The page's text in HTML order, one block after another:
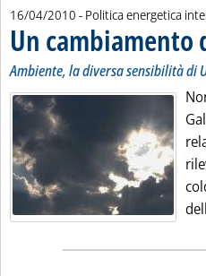
16/04/2010 - Politica energetica
Un cambiamento
Ambiente, la diversa sensibilità di